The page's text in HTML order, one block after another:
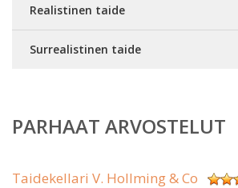
Realistinen taide
Surrealistinen taide
PARHAAT ARVOSTELUT
Taidekellari V. Hollming & Co